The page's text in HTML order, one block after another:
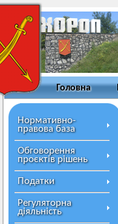
Головна
Нормативно-
правова база
Обговорення
проєктів рішень
Податки
Регуляторна
діяльність